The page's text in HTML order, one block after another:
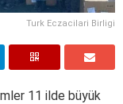
Turk Eczacilari Birligi
11 ilde büyük